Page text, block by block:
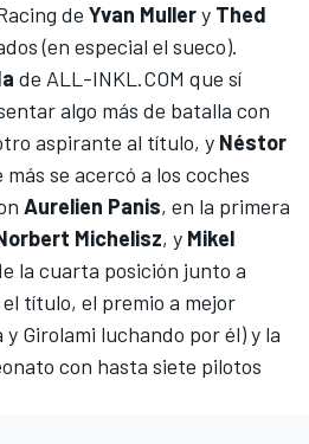
de Yvan Mullery Thed
(en especial el sueco).
de ALL-INKL.COM que sí
algo más de batalla con
aspirante al título, y Néstor
se acercó a los coches
Aurelien Panis, en la primera
Michelisz, y Mikel
la cuarta posición junto a
título, el premio a mejor
Girolami luchando por él) y la
con hasta siete pilotos